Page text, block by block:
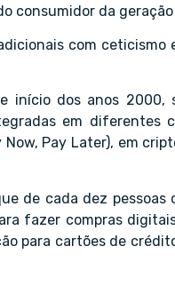
consumidor da geração
com
início dos anos
em diferentes
Pay Later), em
de cada dez pessoas
fazer compras
para cartões de